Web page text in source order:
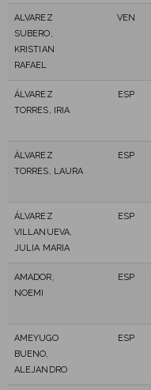
ALVAREZ
SUBERO,
KRISTIAN
RAFAEL
VEN
ÁLVAREZ
TORRES, IRIA
ESP
ÁLVAREZ
TORRES, LAURA
ESP
ÁLVAREZ
VILLANUEVA,
JULIA MARIA
ESP
AMADOR,
NOEMI
ESP
AMEYUGO
BUENO,
ALEJANDRO
ESP